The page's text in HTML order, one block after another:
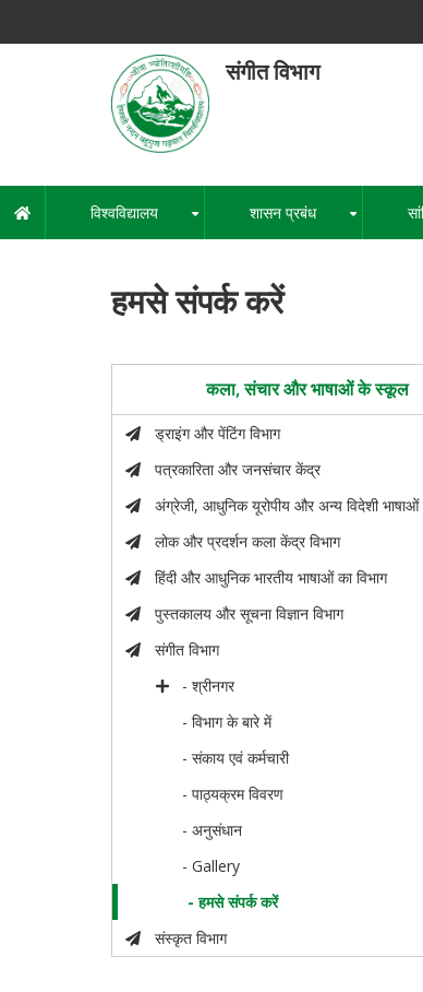
संगीत विभाग
एक
मुख्य
नेविगेशन
विश्वविद्यालय शासन प्रबंध
हमसे संपर्क करें
कला, संचार और भाषाओं के स्कूल
ड्राइंग और पेंटिंग विभाग
पत्रकारिता और जनसंचार केंद्र
अंग्रेजी, आधुनिक यूरोपीय और अन्य विदेशी भाषाओं
लोक और प्रदर्शन कला केंद्र विभाग
हिंदी और आधुनिक भारतीय भाषाओं का विभाग
पुस्तकालय और सूचना विज्ञान विभाग
संगीत विभाग
- श्रीनगर
- विभाग के बारे में
- संकाय एवं कर्मचारी
- पाठ्यक्रम विवरण
- अनुसंधान
- Gallery
- हमसे संपर्क करें
संस्कृत विभाग